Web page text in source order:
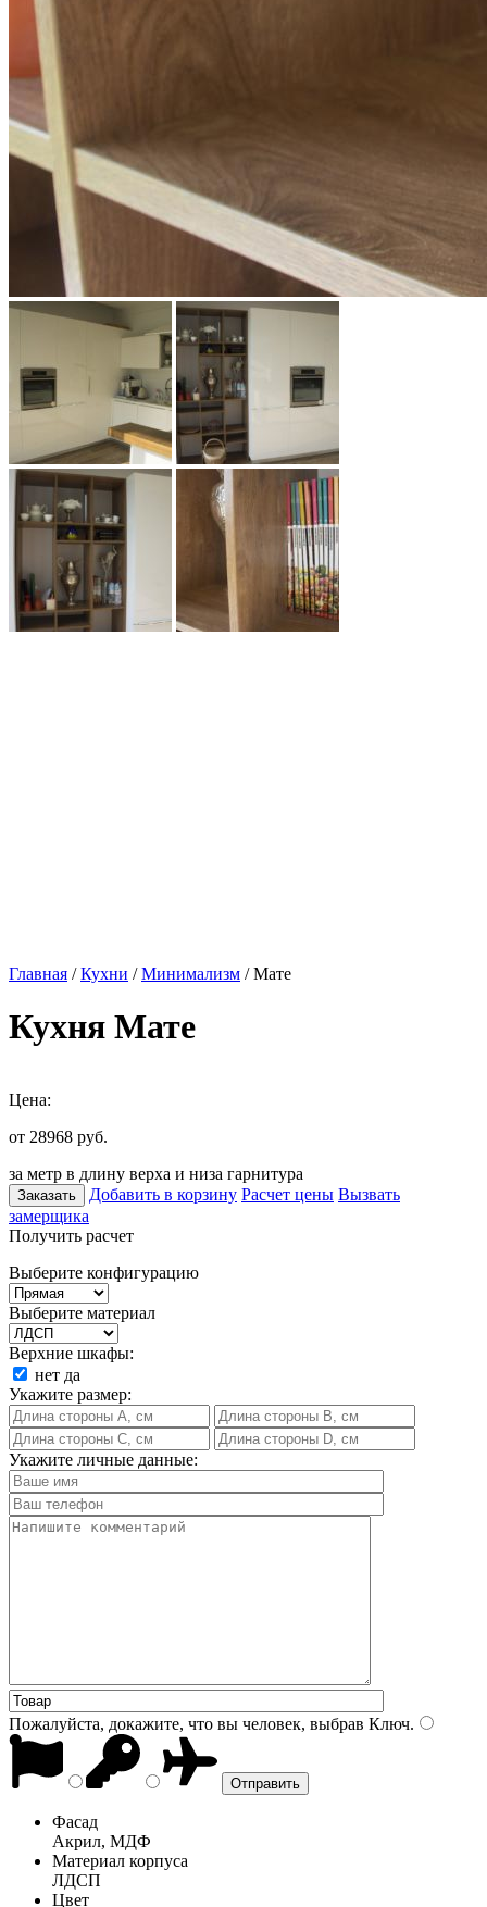
Главная /Кухни /Минимализм / Мате
Кухня Мате
Цена:
от 28968 руб.
за метр в длину верха и низа гарнитура
Заказать Добавить в корзину Расчет цены Вызвать
замерщика
Получить расчет
Выберите конфигурацию
Выберите материал
Верхние шкафы:
нет да
Укажите размер:
Укажите личные данные:
Пожалуйста, докажите, что вы человек, выбрав Ключ.
Фасад
Акрил, МДФ
Материал корпуса
ЛДСП
Цвет